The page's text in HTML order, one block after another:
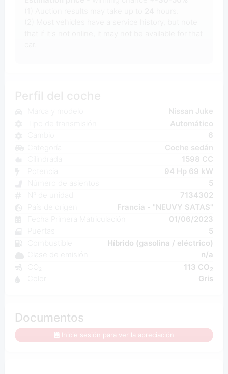
Nissan Juke
Automático
6
Coche sedán
1598 CC
94 Hp 69 kW
5
7134302
Francia - "NEUVY SATAS"
01/06/2023
5
Híbrido (gasolina / eléctrico)
n/a
113 CO2
Gris
Documentos
Inicie sesión para ver la apreciación